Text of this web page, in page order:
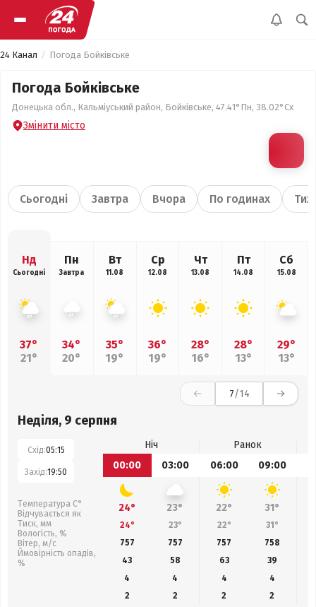
24 Канал Погода Бойківське
Погода Бойківське
Донецька обл., Кальміуський район, Бойківське, 47.41°Пн, 38.02°Сх
Змінити місто
Сьогодні Завтра Вчора По годинах
Нд
Сьогодні
37°
21°
Пн
Завтра
34°
20°
Вт
11.08
35°
19°
Ср
12.08
36°
19°
Чт
13.08
28°
16°
Пт
14.08
28°
13°
Сб
15.08
29°
13°
7/14
Неділя, 9 серпня
Схід:05:15
Захід:19:50
Температура С°
Відчувається як
Тиск, мм
Вологість, %
Вітер, м/с
Ймовірність опадів,
%
Ніч
Ранок
00:00
03:00 06:00 09:00
24° 23° 22° 31°
24° 23° 22° 31°
757
757 757 758
43
58 63 39
4
4 4
4
2
2 2 2